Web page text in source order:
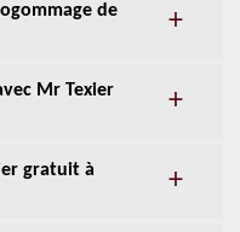
de
Mr Texier
gratuit à